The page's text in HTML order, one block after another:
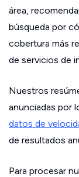
área,
búsqueda por
cobertura más
de servicios de
Nuestros
anunciadas por
datos de
de resultados
Para procesar